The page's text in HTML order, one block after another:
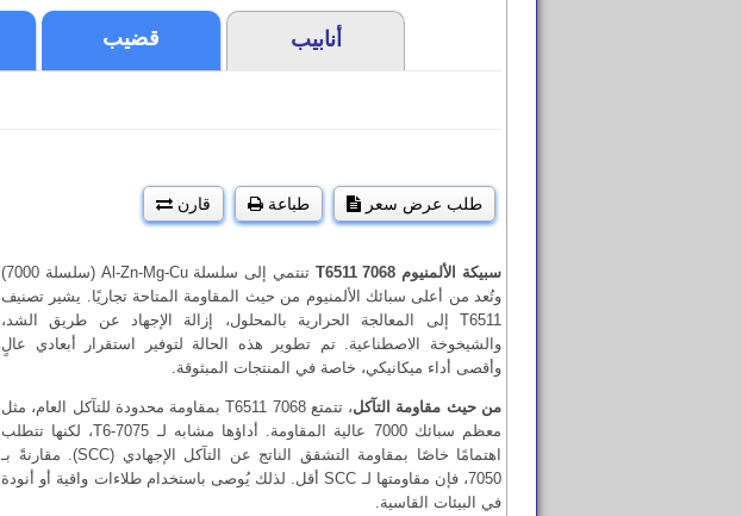
قضيب أنابيب
قارن طباعة طلب عرض سعر
سبيكة الألمنيوم 7068 T6511
تنتمي إلى سلسلة Al-Zn-Mg-Cu (سلسلة 7000)
وتُعد من أعلى سبائك الألمنيوم من حيث المقاومة المتاحة تجاريًا. يشير تصنيف
T6511 إلى المعالجة الحرارية بالمحلول، إزالة الإجهاد عن طريق الشد،
والشيخوخة الاصطناعية. تم تطوير هذه الحالة لتوفير استقرار أبعادي عالٍ
وأقصى أداء ميكانيكي، خاصة في المنتجات المبثوقة.
من حيث مقاومة التآكل
، تتمتع 7068 T6511 بمقاومة محدودة للتآكل العام، مثل
معظم سبائك 7000 عالية المقاومة. أداؤها مشابه لـ 7075-T6، لكنها تتطلب
اهتمامًا خاصًا بمقاومة التشقق الناتج عن التآكل الإجهادي (SCC). مقارنةً بـ
7050، فإن مقاومتها لـ SCC أقل. لذلك يُوصى باستخدام طلاءات واقية أو أنودة
في البيئات القاسية.